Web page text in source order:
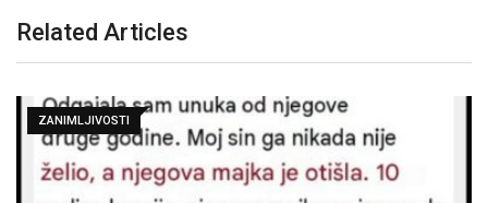
Related Articles
ZANIMLJIVOSTI